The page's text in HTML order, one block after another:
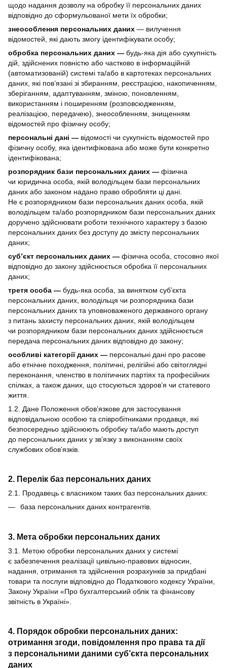
щодо надання дозволу на обробку її персональних даних
відповідно до сформульованої мети їх обробки;
знеособлення персональних даних — вилучення
відомостей, які дають змогу ідентифікувати особу;
обробка персональних даних — будь-яка дія або сукупність
дій, здійснених повністю або частково в інформаційній
(автоматизованій) системі та/або в картотеках персональних
даних, які пов’язані зі збиранням, реєстрацією, накопиченням,
зберіганням, адаптуванням, зміною, поновленням,
використанням і поширенням (розповсюдженням,
реалізацією, передачею), знеособленням, знищенням
відомостей про фізичну особу;
персональні дані — відомості чи сукупність відомостей про
фізичну особу, яка ідентифікована або може бути конкретно
ідентифікована;
розпорядник бази персональних даних — фізична
чи юридична особа, якій володільцем бази персональних
даних або законом надано право обробляти ці дані.
Не є розпорядником бази персональних даних особа, якій
володільцем та/або розпорядником бази персональних даних
доручено здійснювати роботи технічного характеру з базою
персональних даних без доступу до змісту персональних
даних;
суб’єкт персональних даних — фізична особа, стосовно якої
відповідно до закону здійснюється обробка її персональних
даних;
третя особа — будь-яка особа, за винятком суб’єкта
персональних даних, володільця чи розпорядника бази
персональних даних та уповноваженого державного органу
з питань захисту персональних даних, якій володільцем
чи розпорядником бази персональних даних здійснюється
передача персональних даних відповідно до закону;
особливі категорії даних — персональні дані про расове
або етнічне походження, політичні, релігійні або світоглядні
переконання, членство в політичних партіях та професійних
спілках, а також даних, що стосуються здоров’я чи статевого
життя.
1.2. Дане Положення обов’язкове для застосування
відповідальною особою та співробітниками продавця, які
безпосередньо здійснюють обробку та/або мають доступ
до персональних даних у зв’язку з виконанням своїх
службових обов’язків.
2. Перелік баз персональних даних
2.1. Продавець є власником таких баз персональних даних:
база персональних даних контрагентів.
3. Мета обробки персональних даних
3.1. Метою обробки персональних даних у системі
є забезпечення реалізації цивільно-правових відносин,
надання, отримання та здійснення розрахунків за придбані
товари та послуги відповідно до Податкового кодексу України,
Закону України «Про бухгалтерський облік та фінансову
звітність в Україні».
4. Порядок обробки персональних даних:
отримання згоди, повідомлення про права та дії
з персональними даними суб’єкта персональних
даних